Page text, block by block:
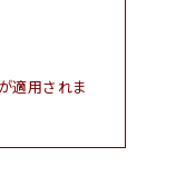
適用されま